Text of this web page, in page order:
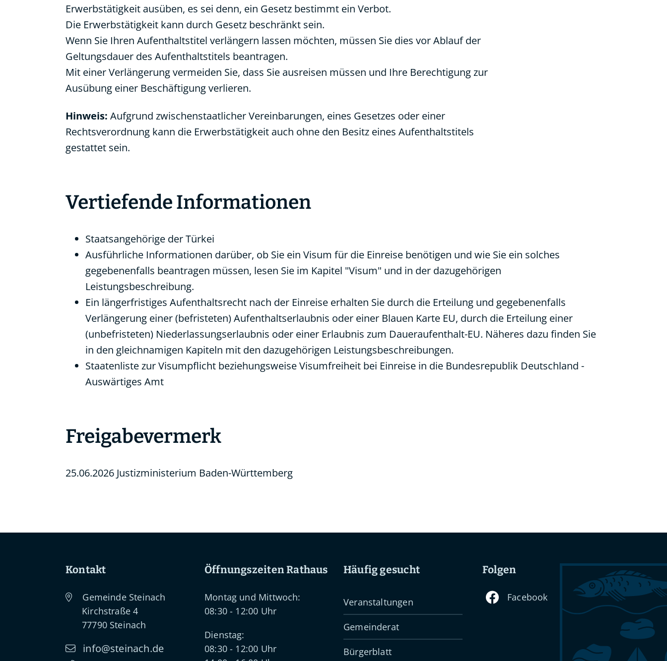
Erwerbstätigkeit ausüben, es sei denn, ein Gesetz bestimmt ein Verbot.
Die Erwerbstätigkeit kann durch Gesetz beschränkt sein.
Wenn Sie Ihren Aufenthaltstitel verlängern lassen möchten, müssen Sie dies vor Ablauf der
Geltungsdauer des Aufenthaltstitels beantragen.
Mit einer Verlängerung vermeiden Sie, dass Sie ausreisen müssen und Ihre Berechtigung zur
Ausübung einer Beschäftigung verlieren.
Hinweis: Aufgrund zwischenstaatlicher Vereinbarungen, eines Gesetzes oder einer
Rechtsverordnung kann die Erwerbstätigkeit auch ohne den Besitz eines Aufenthaltstitels
gestattet sein.
Vertiefende Informationen
Staatsangehörige der Türkei
Ausführliche Informationen darüber, ob Sie ein Visum für die Einreise benötigen und wie Sie ein solches
gegebenenfalls beantragen müssen, lesen Sie im Kapitel "Visum" und in der dazugehörigen
Leistungsbeschreibung.
Ein längerfristiges Aufenthaltsrecht nach der Einreise erhalten Sie durch die Erteilung und gegebenenfalls
Verlängerung einer (befristeten) Aufenthaltserlaubnis oder einer Blauen Karte EU, durch die Erteilung einer
(unbefristeten) Niederlassungserlaubnis oder einer Erlaubnis zum Daueraufenthalt-EU. Näheres dazu finden Sie
in den gleichnamigen Kapiteln mit den dazugehörigen Leistungsbeschreibungen.
Staatenliste zur Visumpflicht beziehungsweise Visumfreiheit bei Einreise in die Bundesrepublik Deutschland -
Auswärtiges Amt
Freigabevermerk
25.06.2026 Justizministerium Baden-Württemberg
Kontakt
Gemeinde Steinach
Kirchstraße 4
77790 Steinach
info@steinach.de
Öffnungszeiten Rathaus
Montag und Mittwoch:
08:30 - 12:00 Uhr
Dienstag:
08:30 - 12:00 Uhr
Häufig gesucht
Veranstaltungen
Gemeinderat
Bürgerblatt
Folgen